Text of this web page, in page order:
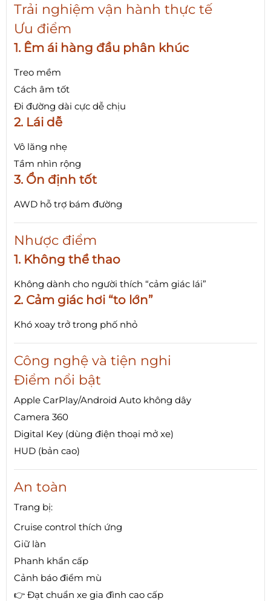
Trải nghiệm vận hành thực tế
Ưu điểm
1. Êm ái hàng đầu phân khúc
Treo mềm
Cách âm tốt
Đi đường dài cực dễ chịu
2. Lái dễ
Vô lăng nhẹ
Tầm nhìn rộng
3. Ổn định tốt
AWD hỗ trợ bám đường
Nhược điểm
1. Không thể thao
Không dành cho người thích “cảm giác lái”
2. Cảm giác hơi “to lớn”
Khó xoay trở trong phố nhỏ
Công nghệ và tiện nghi
Điểm nổi bật
Apple CarPlay/Android Auto không dây
Camera 360
Digital Key (dùng điện thoại mở xe)
HUD (bản cao)
An toàn
Trang bị:
Cruise control thích ứng
Giữ làn
Phanh khẩn cấp
Cảnh báo điểm mù
👉 Đạt chuẩn xe gia đình cao cấp